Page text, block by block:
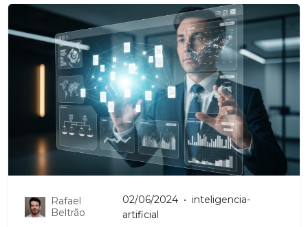
Rafael
Beltrão
02/06/2024 • inteligencia-
artificial